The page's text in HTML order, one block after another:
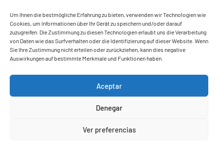
Um Ihnen die bestmögliche Erfahrung zu bieten, verwenden wir Technologien wie
Cookies, um Informationen über Ihr Gerät zu speichern und/oder darauf
zuzugreifen. Die Zustimmung zu diesen Technologien erlaubt uns die Verarbeitung
von Daten wie das Surfverhalten oder die Identifizierung auf dieser Website. Wenn
Sie Ihre Zustimmung nicht erteilen oder zurückziehen, kann dies negative
Auswirkungen auf bestimmte Merkmale und Funktionen haben.
Aceptar
Denegar
Ver preferencias